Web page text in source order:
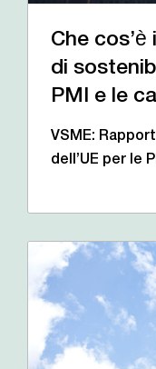
Che
di
PMI e le
VSME:
dell’UE per le